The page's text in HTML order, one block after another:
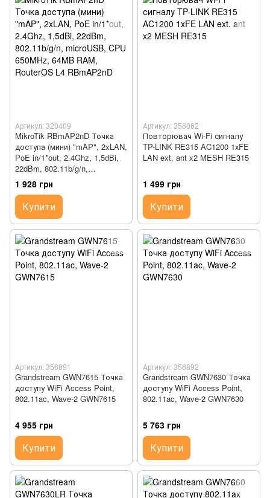
Артикул: 320409
MikroTik RBmAP2nD Точка
доступа (мини) "mAP", 2xLAN,
PoE in/1*out, 2.4Ghz, 1,5dBi,
22dBm, 802.11b/g/n,
microUSB, CPU 650MHz,
64MB RAM, RouterOS L4
RBmAP2nD
1 928 грн
Купити
Артикул: 356062
Повторювач Wi-Fi сигналу
TP-LINK RE315 AC1200 1хFE
LAN ext. ant x2 MESH RE315
1 499 грн
Купити
Артикул: 356891
Grandstream GWN7615 Точка
доступу WiFi Access Point,
802.11ac, Wave-2 GWN7615
4 955 грн
Купити
Артикул: 356892
Grandstream GWN7630 Точка
доступу WiFi Access Point,
802.11ac, Wave-2 GWN7630
5 763 грн
Купити